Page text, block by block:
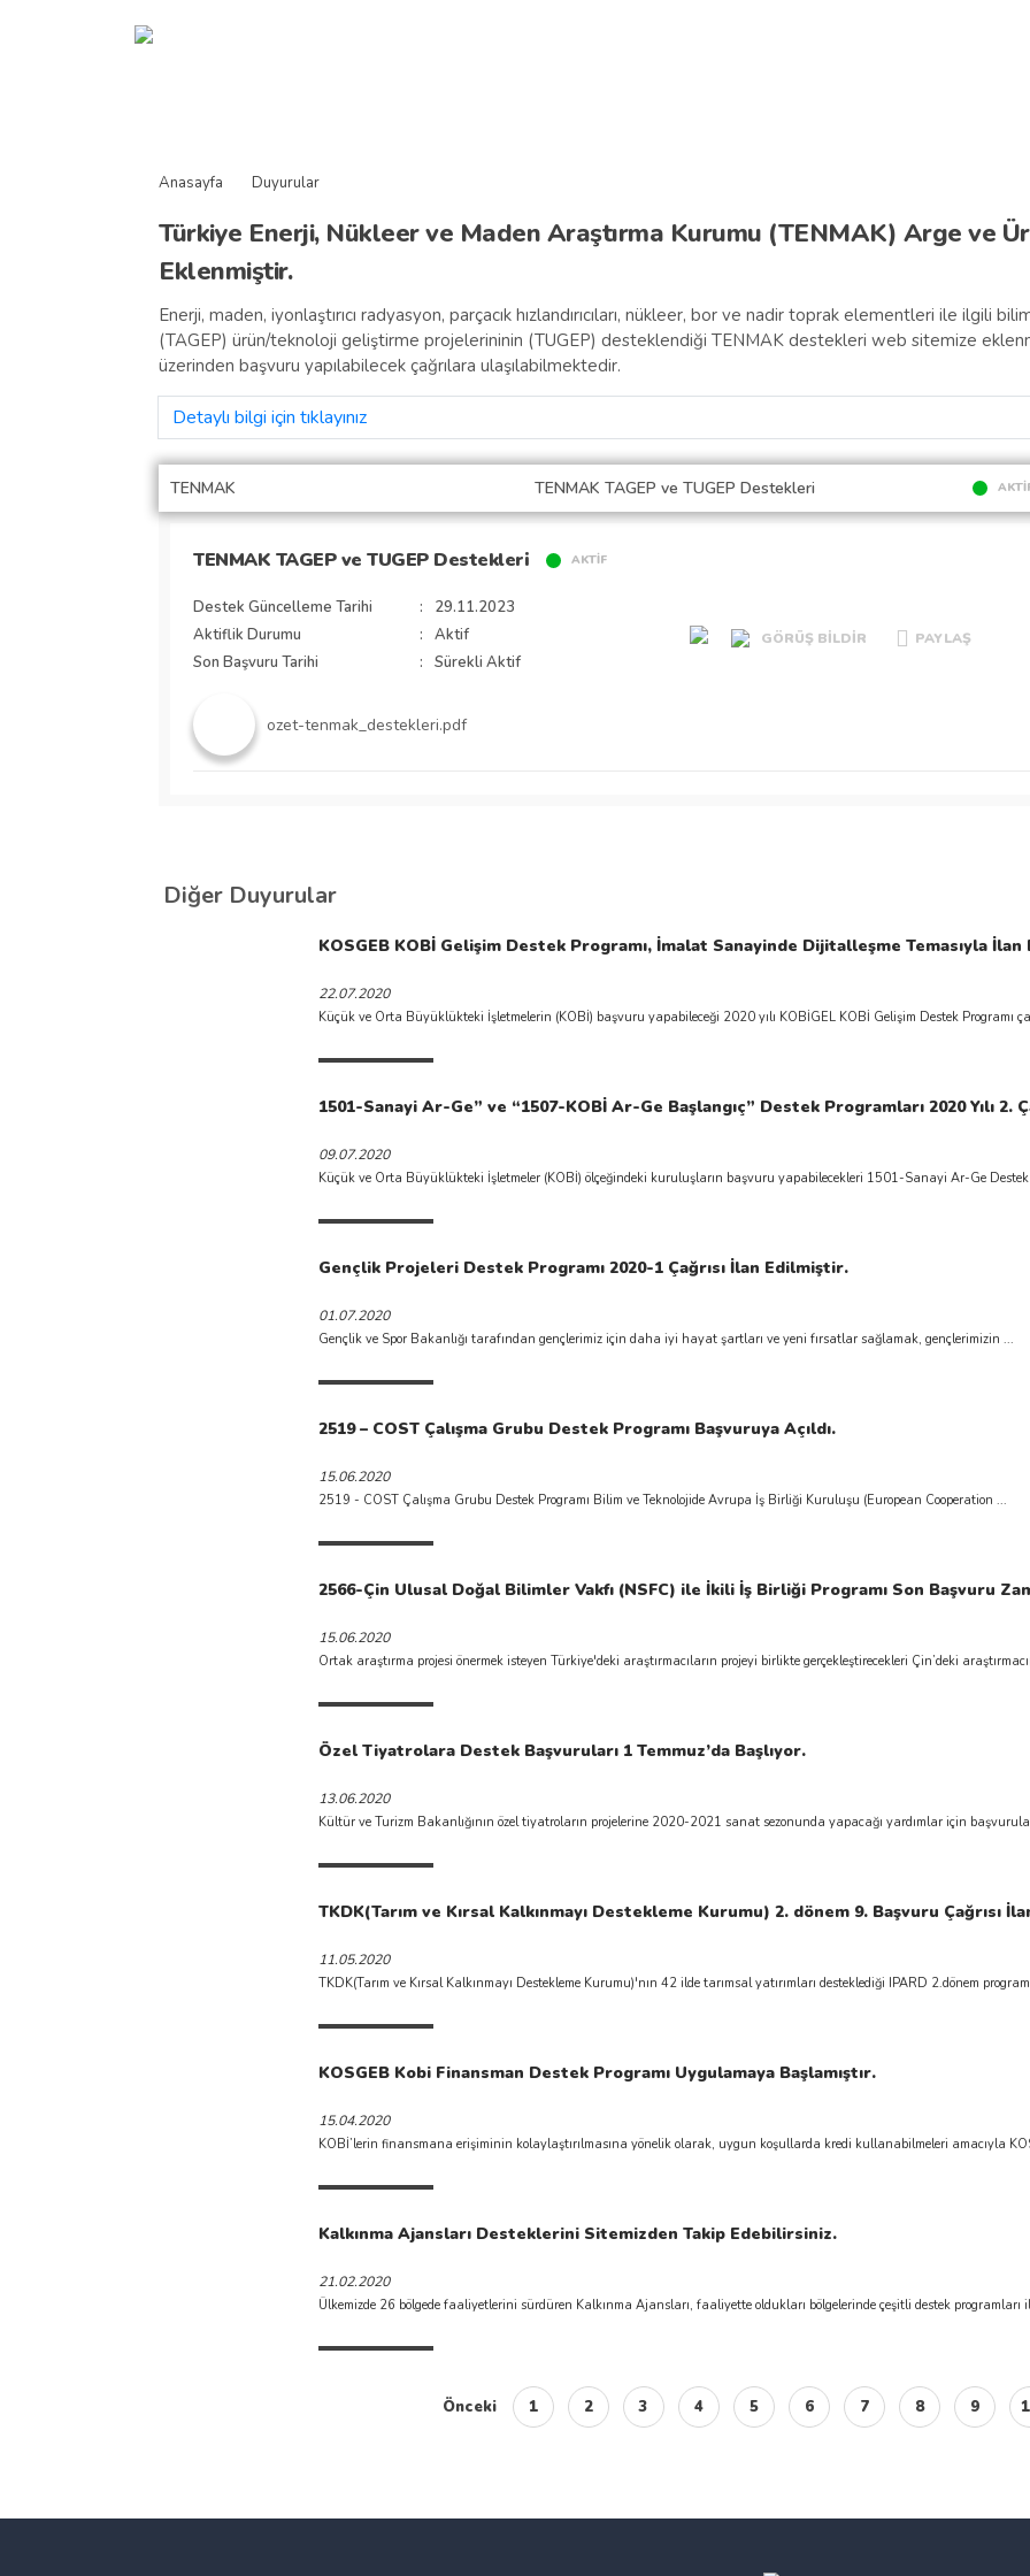
Anasayfa Duyurular
Türkiye Enerji, Nükleer ve Maden Araştırma Kurumu (TENMAK) Arge ve
Eklenmiştir.
Enerji, maden, iyonlaştırıcı radyasyon, parçacık hızlandırıcıları, nükleer, bor ve nadir toprak elementleri ile ilgili
(TAGEP) ürün/teknoloji geliştirme projelerininin (TUGEP) desteklendiği TENMAK destekleri web sitemize
üzerinden başvuru yapılabilecek çağrılara ulaşılabilmektedir.
Detaylı bilgi için tıklayınız
TENMAK TENMAK TAGEP ve TUGEP Destekleri
TENMAK TAGEP ve TUGEP Destekleri AKTİF
Destek Güncelleme Tarihi :
29.11.2023
Aktiflik Durumu
:
Aktif
Son Başvuru Tarihi
: Sürekli Aktif
GÖRÜŞ BİLDİR PAYLAŞ
ozet-tenmak_destekleri.pdf
Diğer Duyurular
KOSGEB KOBİ Gelişim Destek Programı, İmalat Sanayinde Dijitalleşme Temasıyla
22.07.2020
Küçük ve Orta Büyüklükteki İşletmelerin (KOBİ) başvuru yapabileceği 2020 yılı KOBİGEL KOBİ Gelişim Destek Programı
1501-Sanayi Ar-Ge” ve “1507-KOBİ Ar-Ge Başlangıç” Destek Programları 2020 Yılı 2.
09.07.2020
Gençlik Projeleri Destek Programı 2020-1 Çağrısı İlan Edilmiştir.
01.07.2020
Gençlik ve Spor Bakanlığı tarafından gençlerimiz için daha iyi hayat şartları ve yeni fırsatlar sağlamak, gençlerimizin ...
2519 – COST Çalışma Grubu Destek Programı Başvuruya Açıldı.
15.06.2020
2519 - COST Çalışma Grubu Destek Programı Bilim ve Teknolojide Avrupa İş Birliği Kuruluşu (European Cooperation ...
2566-Çin Ulusal Doğal Bilimler Vakfı (NSFC) ile İkili İş Birliği Programı Son Başvuru
15.06.2020
Ortak araştırma projesi önermek isteyen Türkiye'deki araştırmacıların projeyi birlikte gerçekleştirecekleri Çin’deki
Özel Tiyatrolara Destek Başvuruları 1 Temmuz’da Başlıyor.
13.06.2020
Kültür ve Turizm Bakanlığının özel tiyatroların projelerine 2020-2021 sanat sezonunda yapacağı yardımlar için
TKDK(Tarım ve Kırsal Kalkınmayı Destekleme Kurumu) 2. dönem 9. Başvuru Çağrısı
11.05.2020
TKDK(Tarım ve Kırsal Kalkınmayı Destekleme Kurumu)'nın 42 ilde tarımsal yatırımları desteklediği IPARD 2.dönem
KOSGEB Kobi Finansman Destek Programı Uygulamaya Başlamıştır.
15.04.2020
KOBİ’lerin finansmana erişiminin kolaylaştırılmasına yönelik olarak, uygun koşullarda kredi kullanabilmeleri amacıyla
Kalkınma Ajansları Desteklerini Sitemizden Takip Edebilirsiniz.
21.02.2020
Ülkemizde 26 bölgede faaliyetlerini sürdüren Kalkınma Ajansları, faaliyette oldukları bölgelerinde çeşitli destek programları
Önceki 1 2 3 4 5 6 7 8 9